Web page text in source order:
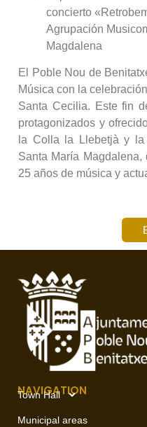
concierto
Agrupación
Magdalena
El Poble Nou de
Música con la
Santa Cecilia. Este fin
protagonizados y
la Colla la Llebetjà y la
Santa María
25 años de música y
NAVIGATION
Town Hall
Municipal areas